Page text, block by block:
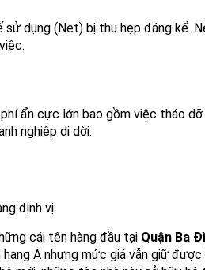
dụng (Net) bị thu hẹp đáng kể.
ẩn cực lớn bao gồm việc tháo
nghiệp di dời.
định vị:
cái tên hàng đầu tại Quận Ba
A nhưng mức giá vẫn giữ